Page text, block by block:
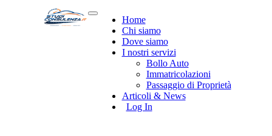
Home
Chi siamo
Dove siamo
I nostri servizi
Bollo Auto
Immatricolazioni
Passaggio di Proprietà
Articoli & News
Log In